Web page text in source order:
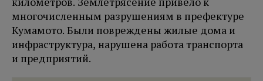
многочисленным разрушениям в префектуре
Кумамото. Были повреждены жилые дома и
инфраструктура, нарушена работа транспорта
и предприятий.